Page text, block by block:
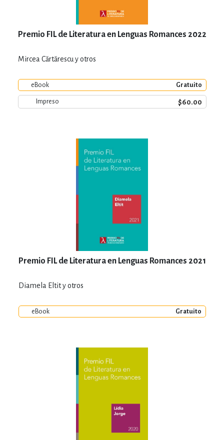
Premio FIL de Literatura en Lenguas Romances 2022
Mircea Cărtărescu y otros
eBook Gratuito
Impreso $60.00
Premio FIL de Literatura en Lenguas Romances 2021
Diamela Eltit y otros
eBook Gratuito